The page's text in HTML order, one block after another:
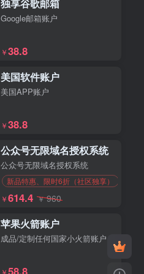
独享谷歌邮箱
Google邮箱账户
￥38.8
美国软件账户
美国APP账户
￥38.8
公众号无限域名授权系统
公众号无限域名授权系统
新品特惠、限时6折（社区独享）
￥614.4 ￥960
苹果火箭账户
成品/定制任何国家小火箭账户
￥58.8